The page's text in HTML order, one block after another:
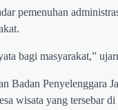
pemenuhan
bagi masyarakat,”
Badan Penyelenggara
wisata yang tersebar di